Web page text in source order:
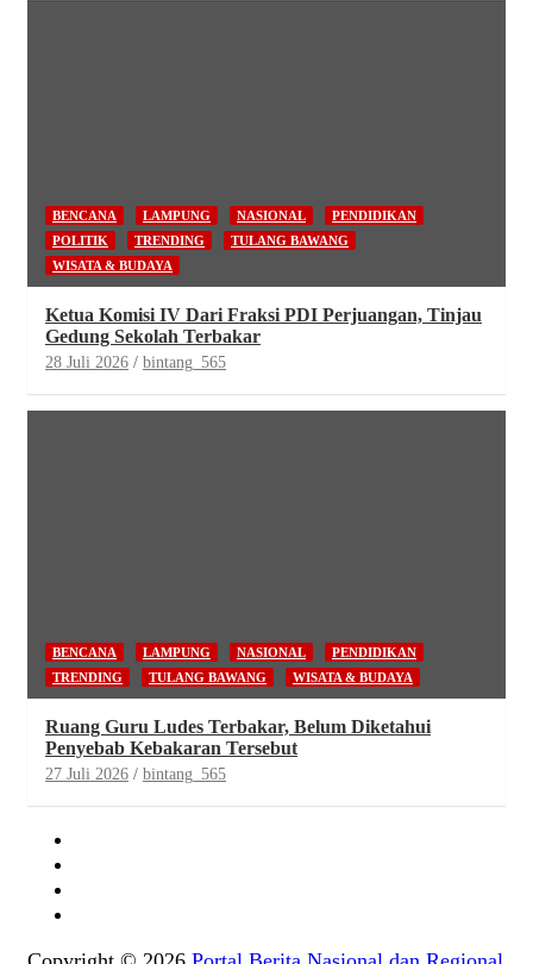
BENCANA LAMPUNG NASIONAL
PENDIDIKAN
POLITIK
TRENDING
TULANG BAWANG
WISATA & BUDAYA
Ketua Komisi IV Dari Fraksi PDI Perjuangan, Tinjau
Gedung Sekolah Terbakar
28 Juli 2026 bintang_565
BENCANA LAMPUNG NASIONAL
PENDIDIKAN
TRENDING
TULANG BAWANG WISATA & BUDAYA
Ruang Guru Ludes Terbakar, Belum Diketahui
Penyebab Kebakaran Tersebut
27 Juli 2026 bintang_565